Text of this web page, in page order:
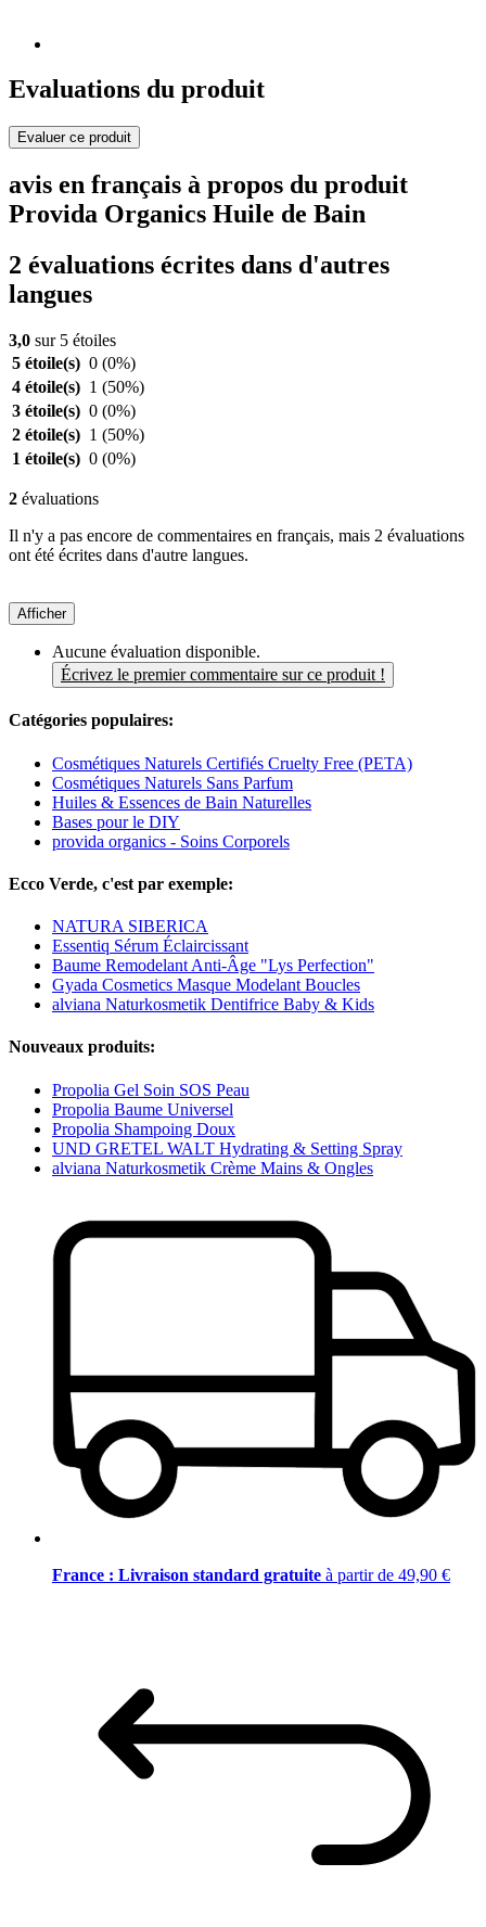
Evaluations du produit
Evaluer ce produit
avis en français à propos du produit
Provida Organics Huile de Bain
2 évaluations écrites dans d'autres
langues
3,0 sur 5 étoiles
5 étoile(s) 0 (0%)
4 étoile(s) 1 (50%)
3 étoile(s) 0 (0%)
2 étoile(s) 1 (50%)
1 étoile(s) 0 (0%)
2 évaluations
Il n'y a pas encore de commentaires en français, mais 2 évaluations
ont été écrites dans d'autre langues.
Afficher
Aucune évaluation disponible.
Écrivez le premier commentaire sur ce produit !
Catégories populaires:
Cosmétiques Naturels Certifiés Cruelty Free (PETA)
Cosmétiques Naturels Sans Parfum
Huiles & Essences de Bain Naturelles
Bases pour le DIY
provida organics - Soins Corporels
Ecco Verde, c'est par exemple:
NATURA SIBERICA
Essentiq Sérum Éclaircissant
Baume Remodelant Anti-Âge "Lys Perfection"
Gyada Cosmetics Masque Modelant Boucles
alviana Naturkosmetik Dentifrice Baby & Kids
Nouveaux produits:
Propolia Gel Soin SOS Peau
Propolia Baume Universel
Propolia Shampoing Doux
UND GRETEL WALT Hydrating & Setting Spray
alviana Naturkosmetik Crème Mains & Ongles
France : Livraison standard gratuite à partir de 49,90 €